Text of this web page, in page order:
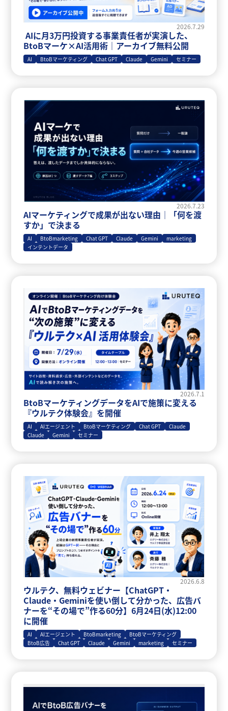
2026.7.29
AIに月3万円投資する事業責任者が実演した、
BtoBマーケ×AI活用術｜アーカイブ無料公開
AI BtoBマーケティング Chat GPT Claude Gemini セミナー
2026.7.23
AIマーケティングで成果が出ない理由｜「何を渡
すか」で決まる
AI BtoBmarketing Chat GPT Claude Gemini
marketing
インテントデータ
2026.7.1
BtoBマーケティングデータをAIで施策に変える
『ウルテク体験会』を開催
AI AIエージェント BtoBマーケティング Chat GPT
Claude
Claude
Gemini セミナー
2026.6.8
ウルテク、無料ウェビナー【ChatGPT・
Claude・Geminiを使い倒して分かった、広告バ
ナーを“その場で”作る60分】6月24日(水)12:00
に開催
AI AIエージェント BtoBmarketing
BtoBマーケティング
BtoB広告
Chat GPT Claude Gemini marketing セミナー